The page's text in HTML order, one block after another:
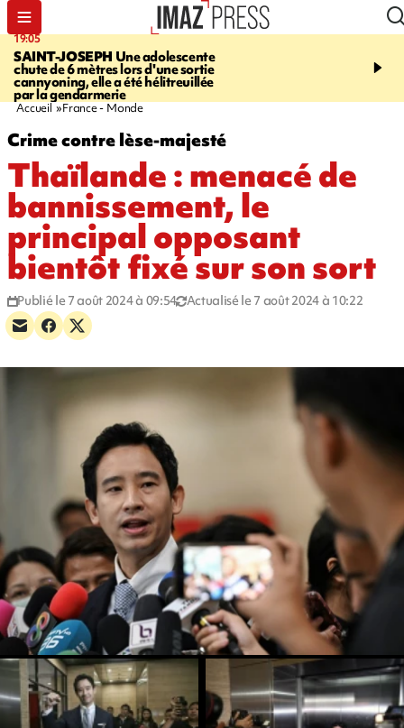
19:05
SAINT-JOSEPH Une adolescente
chute de 6 mètres lors d'une sortie
cannyoning, elle a été hélitreuillée
par la gendarmerie
20:44
rouée de coups,
Accueil France - Monde
Crime contre lèse-majesté
Thaïlande : menacé de
bannissement, le
principal opposant
bientôt fixé sur son sort
Publié le 7 août 2024 à 09:54 Actualisé le 7 août 2024 à 10:22